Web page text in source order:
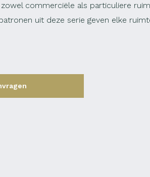
commerciële als particuliere
uit deze serie geven elke